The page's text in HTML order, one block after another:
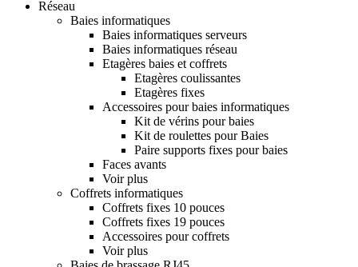
Réseau
Baies informatiques
Baies informatiques serveurs
Baies informatiques réseau
Etagères baies et coffrets
Etagères coulissantes
Etagères fixes
Accessoires pour baies informatiques
Kit de vérins pour baies
Kit de roulettes pour Baies
Paire supports fixes pour baies
Faces avants
Voir plus
Coffrets informatiques
Coffrets fixes 10 pouces
Coffrets fixes 19 pouces
Accessoires pour coffrets
Voir plus